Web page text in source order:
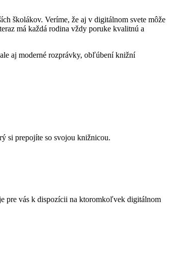
školákov. Veríme, že aj v digitálnom svete môže
má každá rodina vždy poruke kvalitnú a
aj moderné rozprávky, obľúbení knižní
si prepojíte so svojou knižnicou.
pre vás k dispozícii na ktoromkoľvek digitálnom